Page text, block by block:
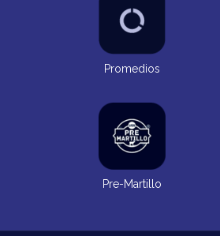
Promedios
Pre-Martillo